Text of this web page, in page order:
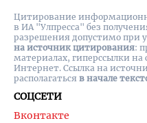
СОЦСЕТИ
Вконтакте
Цитирование
в ИА "Улпресса" без
разрешения допустимо при
на источник цитирования:
материалах, гиперссылки на
Интернет. Ссылка на
располагаться в начале